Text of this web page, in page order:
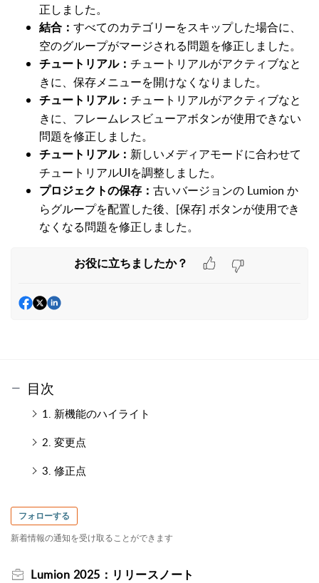
正しました。
結合： すべてのカテゴリーをスキップした場合に、
空のグループがマージされる問題を修正しました。
チュートリアル： チュートリアルがアクティブなと
きに、保存メニューを開けなくなりました。
チュートリアル： チュートリアルがアクティブなと
きに、フレームレスビューアボタンが使用できない
問題を修正しました。
チュートリアル： 新しいメディアモードに合わせて
チュートリアルUIを調整しました。
プロジェクトの保存： 古いバージョンの Lumion か
らグループを配置した後、[保存] ボタンが使用でき
なくなる問題を修正しました。
お役に立ちましたか？
目次
1. 新機能のハイライト
2. 変更点
3. 修正点
フォローする
新着情報の通知を受け取ることができます
Lumion 2025：リリースノート